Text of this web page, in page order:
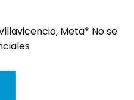
Meta* No se